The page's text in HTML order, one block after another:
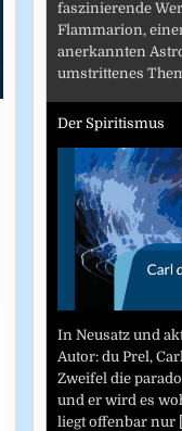
faszinierende
Flammarion,
anerkannten
umstrittenes
Der Spiritismus
In Neusatz und
Autor: du Prel,
Zweifel die
und er wird es
liegt offenbar nur